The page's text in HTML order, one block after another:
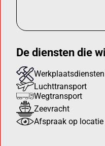
De diensten die
Werkplaatsdiensten
Luchttransport
Wegtransport
Zeevracht
Afspraak op locatie